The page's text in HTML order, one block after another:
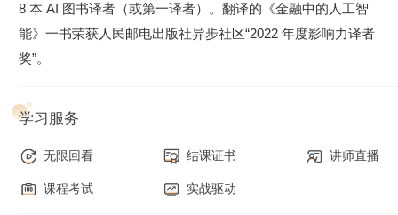
中级篇
动手实现一个支持模糊检索的工单辅助系统
（其实这个项目相
当于面向公司内部的客服系统）。在锻炼 RAG 开发能力的同
括向量与嵌入模型、向量数据库、通过相似度来检索知识。
马拉松
8 本 AI 图书译者（或第一译者）。翻译的《金融中的人工智
能》一书荣获人民邮电出版社异步社区“2022 年度影响力译者
奖”。
学习服务
无限回看 结课证书 讲师直播
课程考试 实战驱动